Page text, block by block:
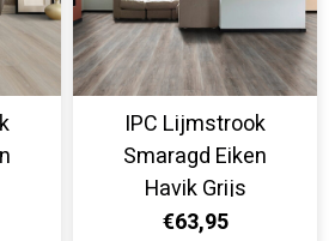
IPC Lijmstrook
Smaragd Eiken
Havik Grijs
336355904
€63,95